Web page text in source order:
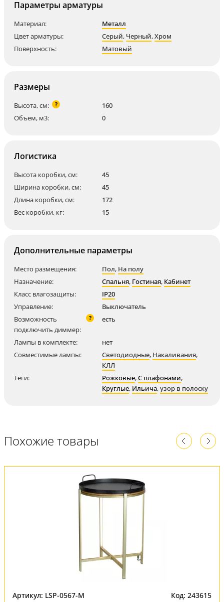
Параметры арматуры
Материал:
Металл
Цвет арматуры:
Серый, Черный,Хром
Поверхность:
Матовый
Размеры
Высота, см: ?
160
Объем, м3:
0
Логистика
Высота коробки, см:
45
Ширина коробки, см:
45
Длина коробки, см:
172
Вес коробки, кг:
15
Дополнительные параметры
Место размещения: Пол, На полу
Назначение:
Спальня, Гостиная, Кабинет
Класс влагозащиты:
IP20
Управление:
Выключатель
Возможность
подключить диммер:
? есть
Лампы в комплекте:
нет
Совместимые лампы:
Светодиодные, Накаливания,
КЛЛ
Теги:
Рожковые,С плафонами,
Круглые, Ильича,узор в полоску
Похожие товары
Артикул: LSP-0567-M Код: 243615